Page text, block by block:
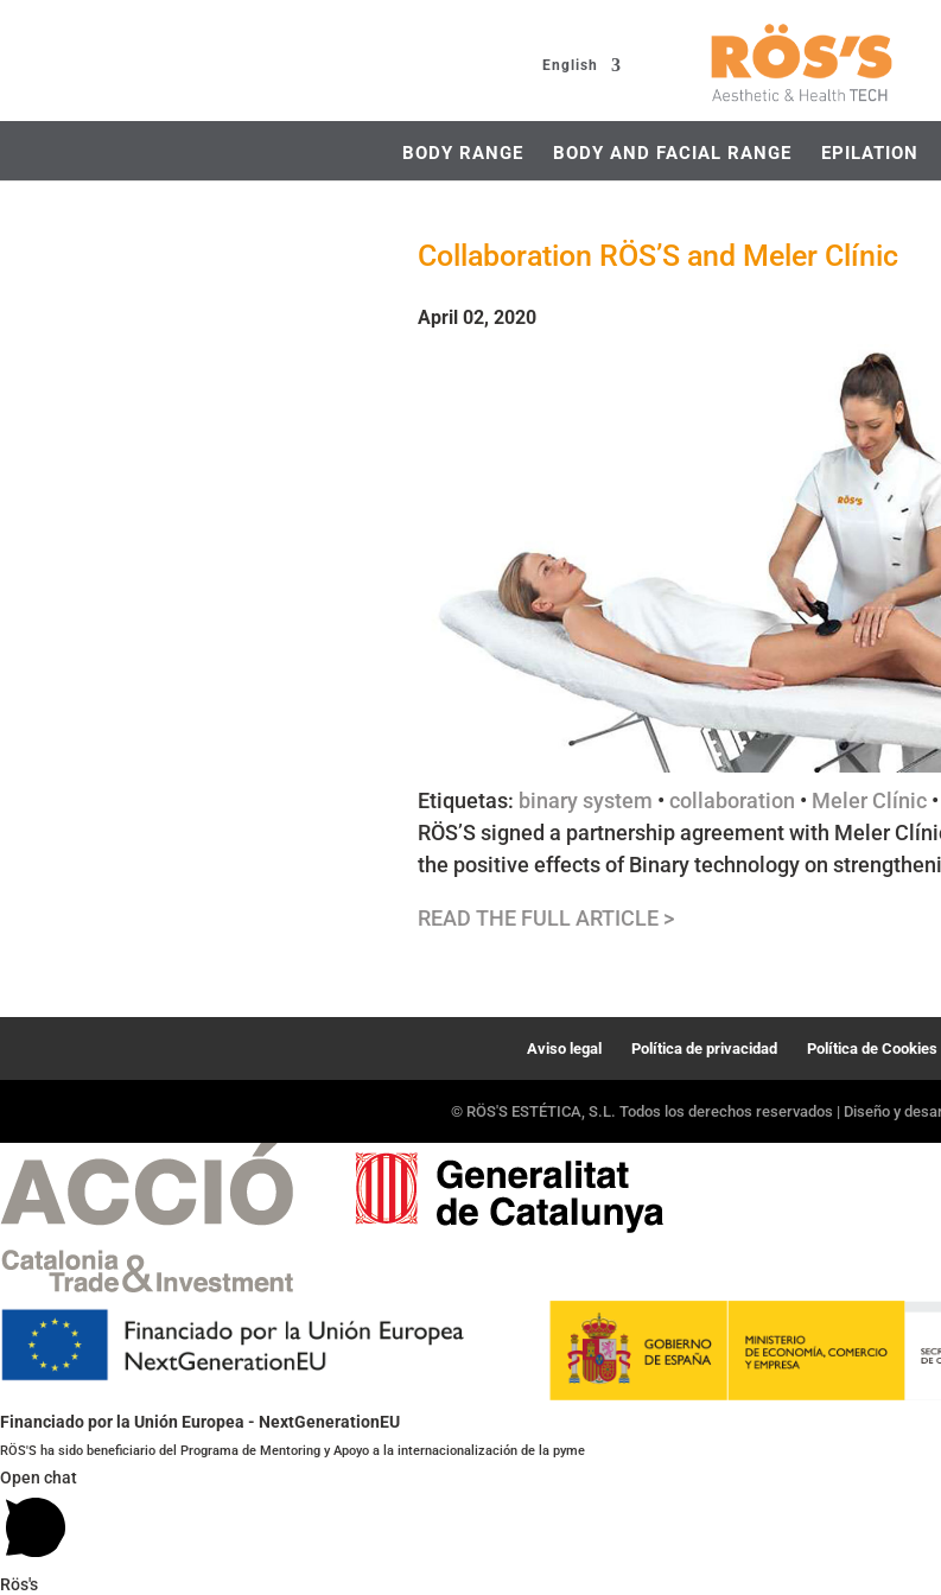
English
BODY RANGE BODY AND FACIAL RANGE EPILATION
Collaboration RÖS’S and Meler Clínic
April 02, 2020
Etiquetas: binary system • collaboration • Meler Clínic •
RÖS’S signed a partnership agreement with Meler
the positive effects of Binary technology on
READ THE FULL ARTICLE >
Aviso legal Política de privacidad Política de Cookies
© RÖS'S ESTÉTICA, S.L. Todos los derechos reservados | Diseño y
Financiado por la Unión Europea - NextGenerationEU
RÖS'S ha sido beneficiario del Programa de Mentoring y Apoyo a la internacionalización de la pyme
Open chat
Rös's